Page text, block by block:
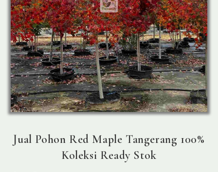
Jual Pohon Red Maple Tangerang 100%
Koleksi Ready Stok